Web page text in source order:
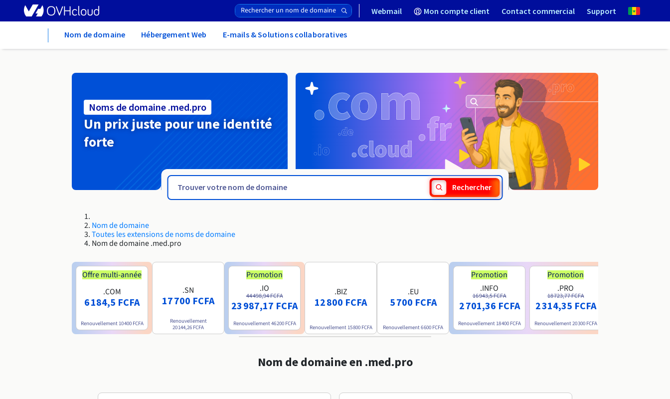
Webmail Mon compte client Contact commercial Support
Nom de domaine Hébergement Web E-mails & Solutions collaboratives
Noms de domaine .med.pro
Un prix juste pour une identité
forte
Rechercher
Nom de domaine
Toutes les extensions de noms de domaine
Nom de domaine .med.pro
Offre multi-année
.COM
6 184,5 FCFA
Renouvellement 10 400 FCFA
.SN
17 700 FCFA
Renouvellement
20 144,26 FCFA
Promotion
.IO
44 498,94 FCFA
23 987,17 FCFA
Renouvellement46 200 FCFA
.BIZ
12 800 FCFA
Renouvellement 15 800 FCFA
.EU
5 700 FCFA
Renouvellement6 600 FCFA
Promotion
.INFO
16 943,5 FCFA
2 701,36 FCFA
Renouvellement 18 400 FCFA
Promotion
.PRO
18 723,77 FCFA
2 314,35 FCFA
Renouvellement20 300 FCFA
Nom de domaine en .med.pro